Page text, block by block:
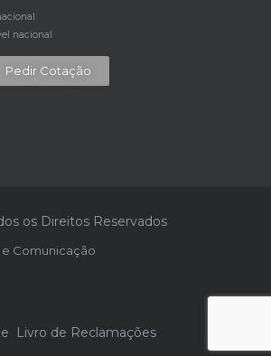
nacional
Pedir Cotação
os Direitos Reservados
e Comunicação
Livro de Reclamações